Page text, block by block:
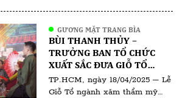
gia da liễu, bác sĩ thẩm mỹ, kỹ
thuật viên và các đơn vị đối tác
trong ngành. Sự kiện không chỉ
là màn giới thiệu […]
GƯƠNG MẶT TRANG BÌA
BÙI THANH THỦY –
TRƯỞNG BAN TỔ CHỨC
XUẤT SẮC ĐƯA GIỖ TỔ
NGÀNH PHUN XĂM THẨM
MỸ VIỆT NAM 2025 ĐẾN
TP.HCM, ngày 18/04/2025 – Lễ
Giỗ Tổ ngành xăm thẩm mỹ